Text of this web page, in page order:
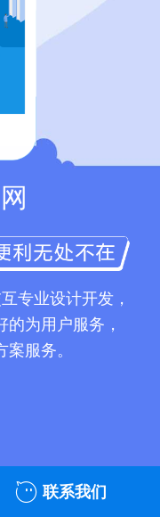
专业设计开发，
为用户服务，
服务。
联系我们